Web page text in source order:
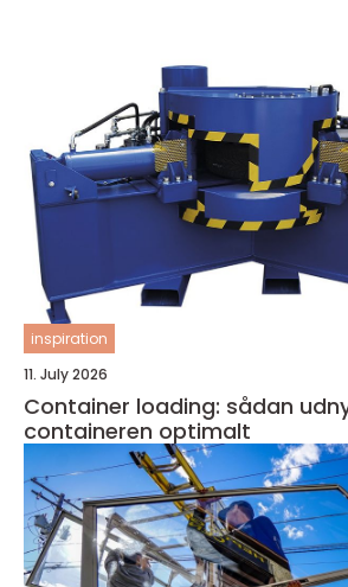
inspiration
11. July 2026
Container loading: sådan
containeren optimalt